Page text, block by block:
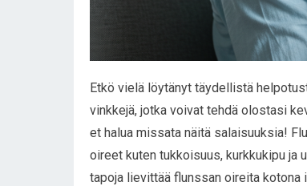
Etkö vielä löytänyt täydellistä
vinkkejä, jotka voivat tehdä olostasi
et halua missata näitä salaisuuksia!
oireet kuten tukkoisuus, kurkkukipu ja
tapoja lievittää flunssan oireita kotona